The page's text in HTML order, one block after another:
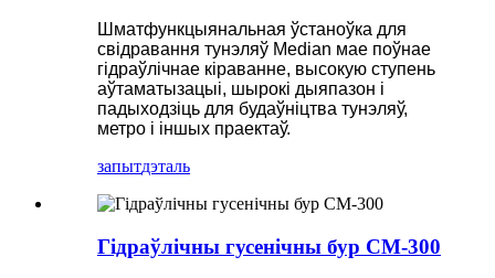
Шматфункцыянальная ўстаноўка для
свідравання тунэляў Median мае поўнае
гідраўлічнае кіраванне, высокую ступень
аўтаматызацыі, шырокі дыяпазон і
падыходзіць для будаўніцтва тунэляў,
метро і іншых праектаў.
запытдэталь
Гідраўлічны гусенічны бур СМ-300